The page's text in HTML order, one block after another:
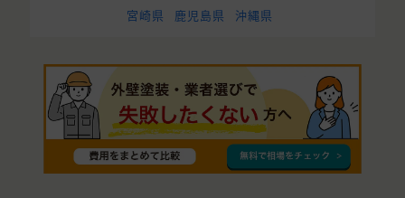
宮崎県
鹿児島県 沖縄県